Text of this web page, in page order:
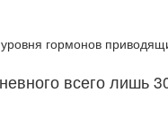
гормонов
всего лишь